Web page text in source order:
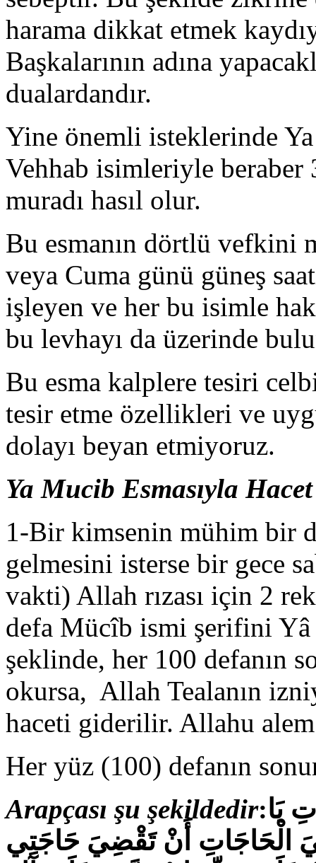
harama dikkat etmek
Başkalarının adına
dualardandır.
Yine önemli isteklerinde
Vehhab isimleriyle
muradı hasıl olur.
Bu esmanın dörtlü vefkini
veya Cuma günü güneş
işleyen ve her bu isimle
bu levhayı da üzerinde
Bu esma kalplere tesiri
tesir etme özellikleri ve
dolayı beyan etmiyoruz.
Ya Mucib Esmasıyla
1-Bir kimsenin mühim bir
gelmesini isterse bir gece
vakti) Allah rızası için 2
defa Mücîb ismi şerifini
şeklinde, her 100 defanın
okursa, Allah Tealanın
haceti giderilir. Allahu
Her yüz (100) defanın
Arapçası şu şekildedir:يَا
الْحَاجَاتِ أَنْ تَقْضِيَ حَاجَتِي